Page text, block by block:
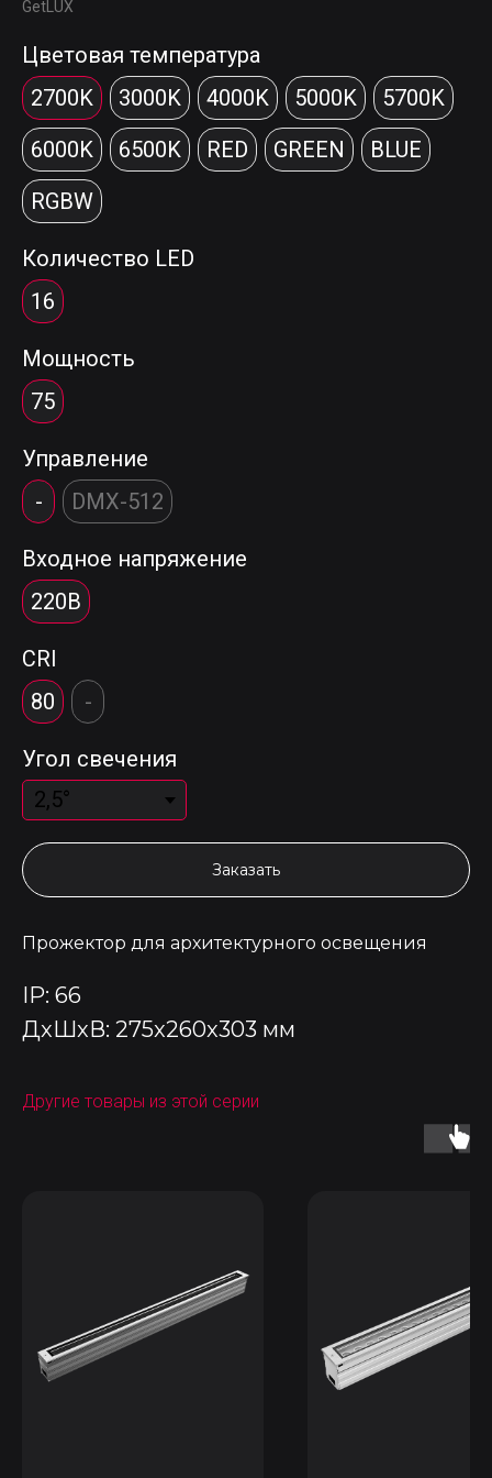
GetLUX
Цветовая температура
2700K
3000K 4000K 5000K
5700K
6000K
6500K RED GREEN
BLUE
RGBW
Количество LED
16
Мощность
75
Управление
-
DMX-512
Входное напряжение
220В
CRI
80
-
Угол свечения
Заказать
Прожектор для архитектурного освещения
IP: 66
ДxШxВ: 275x260x303 мм
Другие товары из этой серии